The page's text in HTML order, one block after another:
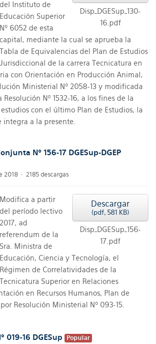
Disp_DGESup_130-
16.pdf
del Instituto de
Educación Superior
Nº 6052 de esta
capital, mediante la cual se aprueba la
Tabla de Equivalencias del Plan de Estudios
Jurisdiccional de la carrera Tecnicatura en
con Orientación en Producción Animal,
Ministerial Nº 2058-13 y modificada
Nº 1532-16, a los fines de la
con el último Plan de Estudios, la
integra a la presente.
Nº 156-17 DGESup-DGEP
2018
2185 descargas
Descargar
(pdf, 581 KB)
Disp_DGESup_156-
17.pdf
Modifica a partir
del período lectivo
2017, ad
referendum de la
Sra. Ministra de
Educación, Ciencia y Tecnología, el
Régimen de Correlatividades de la
Tecnicatura Superior en Relaciones
en Recursos Humanos, Plan de
Resolución Ministerial Nº 093-15.
019-16 DGESup
Popular